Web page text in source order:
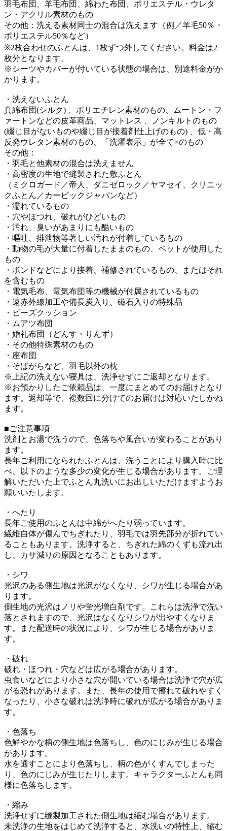
羽毛布団、羊毛布団、綿わた布団、ポリエステル・ウレタ
ン・アクリル素材のもの
その他：洗える素材同士の混合は洗えます（例／羊毛50％・
ポリエステル50％など）
※2枚合わせのふとんは、1枚ずつ外してください。料金は2
枚分となります。
※シーツやカバーが付いている状態の場合は、別途料金がか
かります。
・洗えないふとん
真綿布団(シルク) 、ポリエチレン素材のもの、ムートン・フ
ァートンなどの皮革商品、マットレス 、ノンキルトのもの
(綴じ目がないものや綴じ目が接着剤仕上げのもの) 、低・高
反発ウレタン素材のもの、「洗濯表示」が全て×のもの
その他：
・羽毛と他素材の混合は洗えません
・高密度の生地で縫製された敷ふとん
（ミクロガード／帝人、ダニゼロック／ヤマセイ、クリニッ
クふとん／カービックジャパンなど）
・濡れているもの
・穴やほつれ、破れがひどいもの
・汚れ、臭いがあまりにも酷いもの
・嘔吐、排泄物等著しい汚れが付着しているもの
・動物の毛が大量に付着したままのもの、ペットが使用した
もの
・ボンドなどにより接着、補修されているもの、またはそれ
を含むもの
・電気毛布、電気布団等の機械が付属されているもの
・遠赤外線加工や備長炭入り、磁石入りの特殊品
・ビーズクッション
・ムアツ布団
・婚礼布団（どんす・りんず）
・その他特殊素材のもの
・座布団
・そばがらなど、羽毛以外の枕
※上記の洗えない寝具は、洗浄せずにご返却となります。
※お預かりしたご依頼品は、一度にまとめてのお届けとなり
ます。返却等で、複数回に分けてのお届けは対応いたしかね
ます。
■ご注意事項
洗剤とお湯で洗うので、色落ちや風合いが変わることがあり
ます。
長年ご利用になられたふとんは、洗うことにより購入時に比
べ、以下のような多少の変化が生じる場合があります。ご理
解いただいた上でふとん丸洗いにお出しいただけますようお
願いいたします。
・へたり
長年ご使用のふとんは中綿がへたり弱っています。
繊維自体が傷んでちぎれたり、羽毛では羽先部分が折れてい
ることもあります。洗浄すると、ちぎれた綿のくずも流れ出
し、カサ減りの原因となることもあります。
・シワ
光沢のある側生地は光沢がなくなり、シワが生じる場合があ
ります。
側生地の光沢はノリや蛍光増白剤です。これらは洗浄で洗い
落とされますので、光沢はなくなりシワが出やすくなりま
す。また配送時の状況により、シワが生じる場合がありま
す。
・破れ
破れ・ほつれ・穴などは広がる場合があります。
虫食いなどにより小さな穴が開いている場合は洗浄で穴が広
がる恐れがあります。また、長年の使用で擦れて破れやすく
なったり、小さな破れは洗浄時に破れが広がる場合がありま
す。
・色落ち
色鮮やかな柄の側生地は色落ちし、色のにじみが生じる場合
があります。
水を通すことにより色落ちし、柄の色がくすんでしまった
り、色のにじみが生じたりします。キャラクターふとんも同
様に色落ちします。
・縮み
洗浄せずに縫製加工された側生地は縮む場合があります。
未洗浄の生地をはじめて洗浄すると、水洗いの特性上、縮む